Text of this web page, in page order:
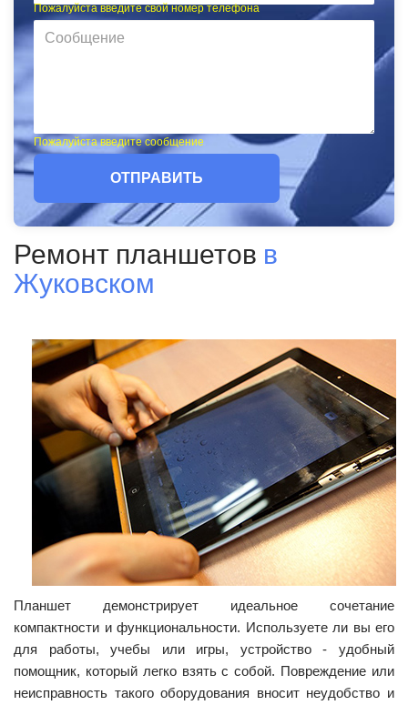
Пожалуйста введите свой номер телефона
Пожалуйста введите сообщение
ОТПРАВИТЬ
Ремонт планшетов в
Жуковском
Планшет демонстрирует идеальное сочетание
компактности и функциональности. Используете ли вы его
для работы, учебы или игры, устройство - удобный
помощник, который легко взять с собой. Повреждение или
неисправность такого оборудования вносит неудобство и